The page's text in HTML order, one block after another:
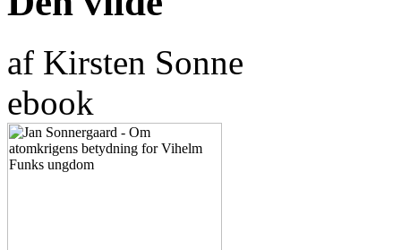
af Kirsten Sonne
ebook